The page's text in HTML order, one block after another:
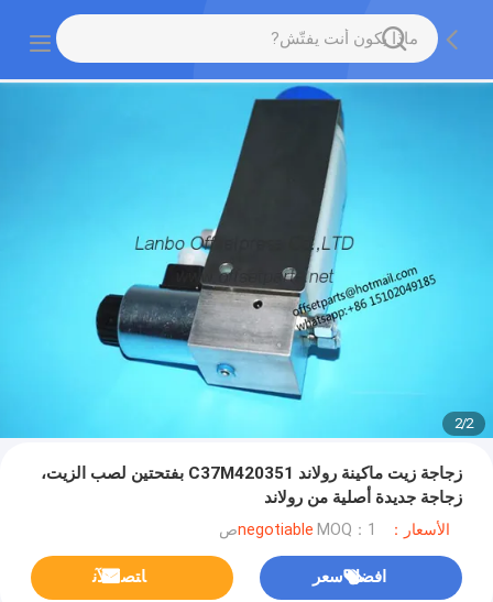
2
/
2
زجاجة زيت ماكينة رولاند C37M420351 بفتحتين لصب الزيت،
زجاجة جديدة أصلية من رولاند
الأسعار：negotiable MOQ：1ص
افضل سعر ﺎﺘﺼﻟ ﺍﻶﻧ